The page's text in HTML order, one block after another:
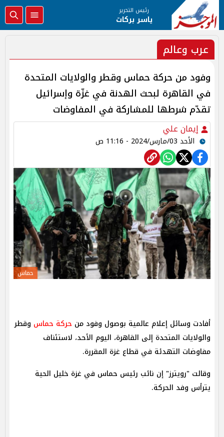
رئيس التحرير
ياسر بركات
عرب وعالم
وفود من حركة حماس وقطر والولايات المتحدة
في القاهرة لبحث الهدنة في غزّة وإسرائيل
تقدّم شرطها للمشاركة في المفاوضات
إيمان علي
الأحد 03/مارس/2024 - 11:16 ص
حماس
أفادت وسائل إعلام عالمية بوصول وفود من حركة حماس وقطر
والولايات المتحدة إلى القاهرة، اليوم الأحد، لاستئناف
مفاوضات التهدئة في قطاع غزة المقررة.
وقالت "رويترز" إن نائب رئيس حماس في غزة خليل الحية
يترأس وفد الحركة.